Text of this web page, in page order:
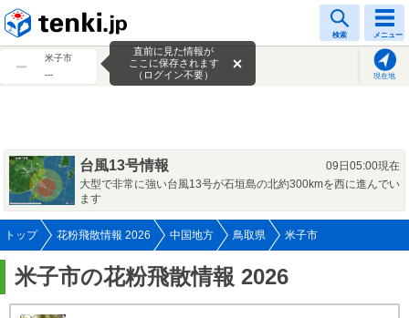
検索 メニュー
米子市
---
現在地
直前に見た情報が
ここに保存されます
（ログイン不要）
台風13号情報
09日05:00現在
大型で非常に強い台風13号が石垣島の北約300kmを西に進んでい
ます
トップ 花粉飛散情報 2026 中国地方 鳥取県 米子市
米子市の花粉飛散情報 2026